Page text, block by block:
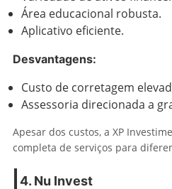
Área educacional robusta.
Aplicativo eficiente.
Desvantagens:
Custo de corretagem
Assessoria direcionada a
Apesar dos custos, a XP
completa de serviços para
4. Nu Invest